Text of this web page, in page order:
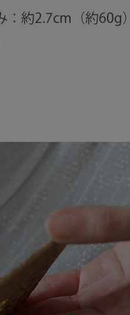
約2.7cm（約60g）